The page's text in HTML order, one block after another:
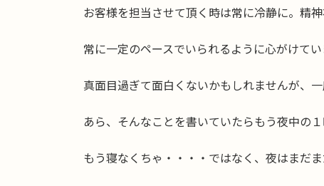
お客様を担当させて頂く時は常に冷静に。精神
常に一定のペースでいられるように心がけてい
真面目過ぎて面白くないかもしれませんが、
あら、そんなことを書いていたらもう夜中の１
もう寝なくちゃ・・・・ではなく、夜はまだま